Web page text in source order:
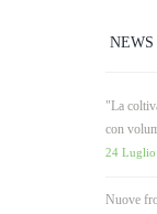
NEWS
"La
con
24 Luglio
Nuove